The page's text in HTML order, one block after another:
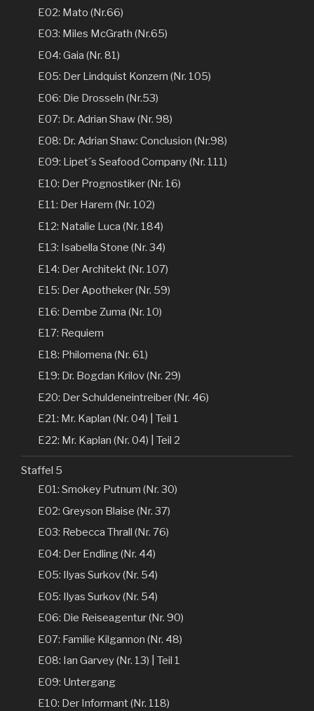
E02: Mato (Nr.66)
E03: Miles McGrath (Nr.65)
E04: Gaia (Nr. 81)
E05: Der Lindquist Konzern (Nr. 105)
E06: Die Drosseln (Nr.53)
E07: Dr. Adrian Shaw (Nr. 98)
E08: Dr. Adrian Shaw: Conclusion (Nr.98)
E09: Lipet´s Seafood Company (Nr. 111)
E10: Der Prognostiker (Nr. 16)
E11: Der Harem (Nr. 102)
E12: Natalie Luca (Nr. 184)
E13: Isabella Stone (Nr. 34)
E14: Der Architekt (Nr. 107)
E15: Der Apotheker (Nr. 59)
E16: Dembe Zuma (Nr. 10)
E17: Requiem
E18: Philomena (Nr. 61)
E19: Dr. Bogdan Krilov (Nr. 29)
E20: Der Schuldeneintreiber (Nr. 46)
E21: Mr. Kaplan (Nr. 04) | Teil 1
E22: Mr. Kaplan (Nr. 04) | Teil 2
Staffel 5
E01: Smokey Putnum (Nr. 30)
E02: Greyson Blaise (Nr. 37)
E03: Rebecca Thrall (Nr. 76)
E04: Der Endling (Nr. 44)
E05: Ilyas Surkov (Nr. 54)
E05: Ilyas Surkov (Nr. 54)
E06: Die Reiseagentur (Nr. 90)
E07: Familie Kilgannon (Nr. 48)
E08: Ian Garvey (Nr. 13) | Teil 1
E09: Untergang
E10: Der Informant (Nr. 118)